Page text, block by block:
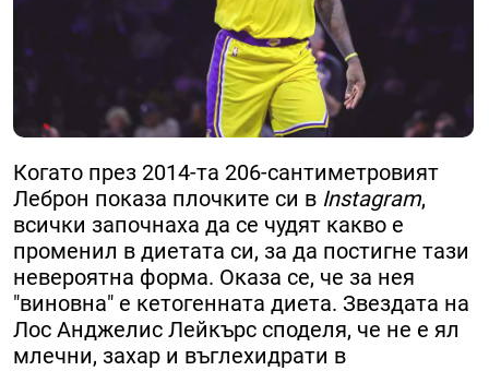
Когато през 2014-та 206-сантиметровият
Леброн показа плочките си в Instagram,
всички започнаха да се чудят какво е
променил в диетата си, за да постигне тази
невероятна форма. Оказа се, че за нея
"виновна" е кетогенната диета. Звездата на
Лос Анджелис Лейкърс споделя, че не е ял
млечни, захар и въглехидрати в